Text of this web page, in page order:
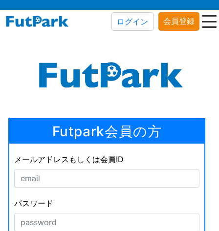
ログイン 会員登録
Futpark会員の方
メールアドレスもしくは会員ID
パスワード